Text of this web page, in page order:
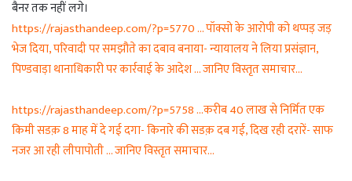
बैनर तक नहीं लगे।
https://rajasthandeep.com/?p=5770 … पॉक्सो के आरोपी को थप्पड़ जड़
भेज दिया, परिवादी पर समझौते का दबाव बनाया- न्यायालय ने लिया प्रसंज्ञान,
पिण्डवाड़ा थानाधिकारी पर कार्रवाई के आदेश … जानिए विस्तृत समाचार…
https://rajasthandeep.com/?p=5758 …करीब 40 लाख से निर्मित एक
किमी सडक़ 8 माह में दे गई दगा- किनारे की सडक़ दब गई, दिख रही दरारें- साफ
नजर आ रही लीपापोती … जानिए विस्तृत समाचार…